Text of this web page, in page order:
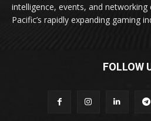
intelligence, events, and
Pacific’s rapidly expanding gaming
FOLLOW